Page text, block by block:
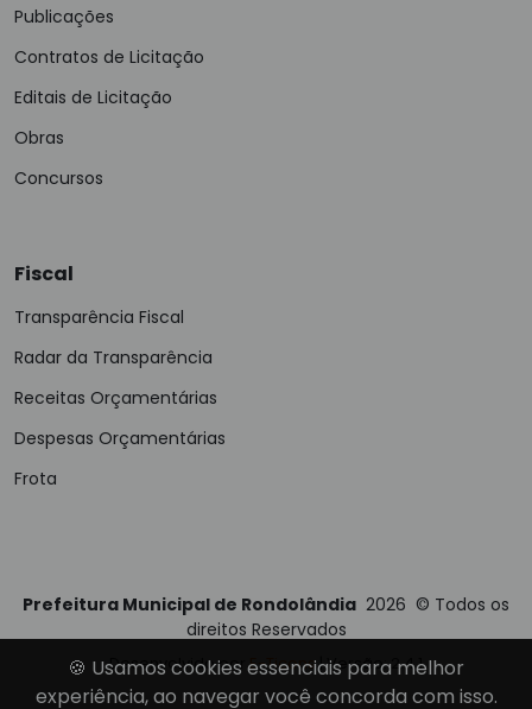
Publicações
Contratos de Licitação
Editais de Licitação
Obras
Concursos
Fiscal
Transparência Fiscal
Radar da Transparência
Receitas Orçamentárias
Despesas Orçamentárias
Frota
Prefeitura Municipal de Rondolândia 2026 © Todos os
direitos Reservados
Desenvolvido porE-Ticons| Versão: 2.4.1
🍪 Usamos cookies essenciais para melhor
experiência, ao navegar você concorda com isso.